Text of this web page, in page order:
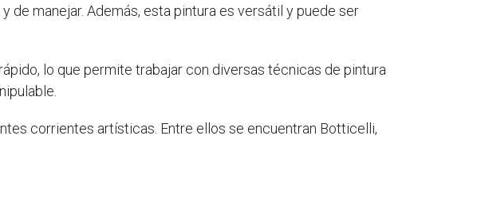
de manejar. Además, esta pintura es versátil y puede ser
lo que permite trabajar con diversas técnicas de pintura
corrientes artísticas. Entre ellos se encuentran Botticelli,